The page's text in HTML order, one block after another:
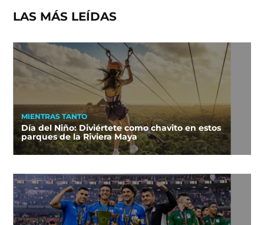
LAS MÁS LEÍDAS
MIENTRAS TANTO
Día del Niño: Diviértete como chavito en estos
parques de la Riviera Maya